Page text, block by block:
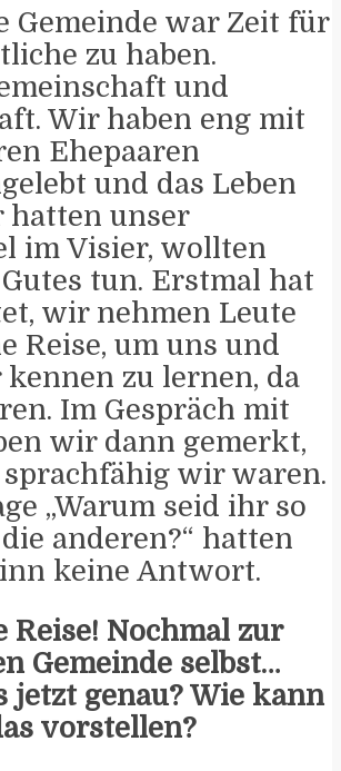
Gemeinde war Zeit für
zu haben.
und
Wir haben eng mit
Ehepaaren
und das Leben
hatten unser
im Visier, wollten
tun. Erstmal hat
wir nehmen Leute
Reise, um uns und
zu lernen, da
Im Gespräch mit
wir dann gemerkt,
wir waren.
„Warum seid ihr so
anderen?“ hatten
keine Antwort.
Reise! Nochmal zur
Gemeinde selbst…
jetzt genau? Wie kann
vorstellen?